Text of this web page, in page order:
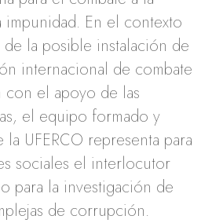
En el contexto
la posible instalación de
internacional de combate
el apoyo de las
el equipo formado y
UFERCO representa para
sociales el interlocutor
para la investigación de
de corrupción.